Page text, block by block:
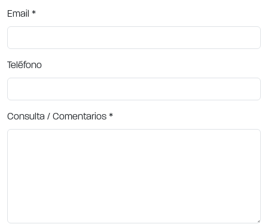
Email *
Teléfono
Consulta / Comentarios *